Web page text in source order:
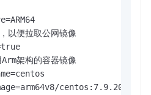
以便拉取公网镜像
架构的容器镜像
centos:7.9.2009